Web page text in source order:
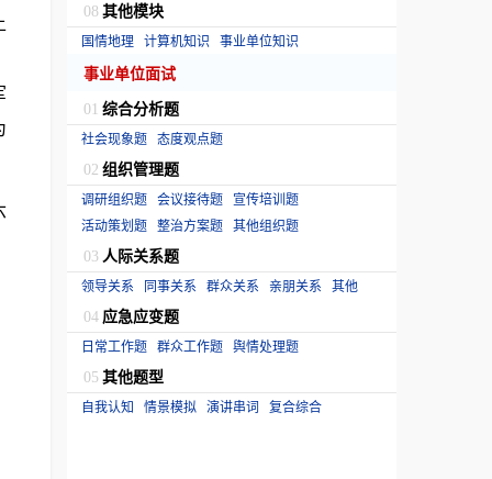
08 其他模块
国情地理 计算机知识 事业单位知识
事业单位面试
01 综合分析题
社会现象题 态度观点题
02 组织管理题
调研组织题 会议接待题 宣传培训题
活动策划题 整治方案题 其他组织题
03 人际关系题
领导关系 同事关系 群众关系 亲朋关系 其他
04 应急应变题
日常工作题 群众工作题 舆情处理题
05 其他题型
自我认知 情景模拟 演讲串词 复合综合